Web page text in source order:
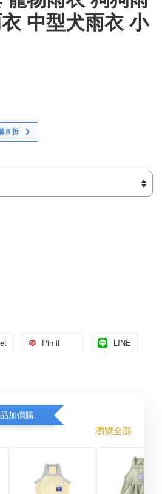
中型犬雨衣 小
８折
Pin it LINE
瀏覽全部